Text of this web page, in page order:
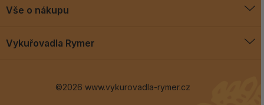
Blog
Vše o nákupu
Vykuřovadla Rymer
©2026 www.vykurovadla-rymer.cz